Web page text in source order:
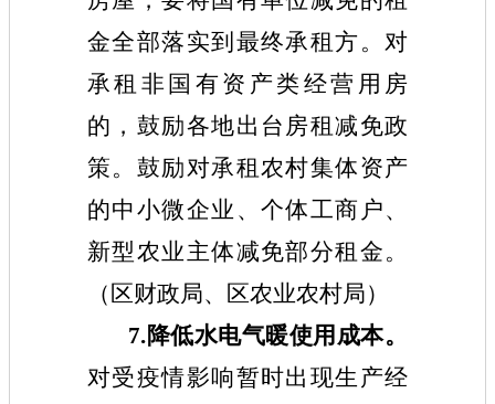
金全部落实到最终承租方。对
承租非国有资产类经营用房
的，鼓励各地出台房租减免政
策。鼓励对承租农村集体资产
的中小微企业、个体工商户、
新型农业主体减免部分租金。
（ 区财政局、 区农业农村局）
7.降低水电气暖使用成本。
对受疫情影响暂时出现生产经